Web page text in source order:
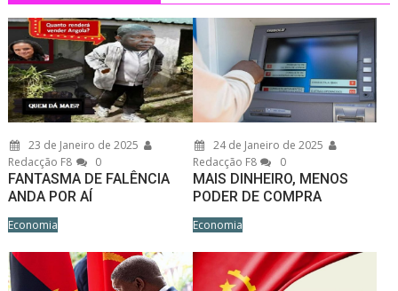
23 de Janeiro de 2025
Redacção F8
0
FANTASMA DE FALÊNCIA
ANDA POR AÍ
Economia
24 de Janeiro de 2025
Redacção F8
0
MAIS DINHEIRO, MENOS
PODER DE COMPRA
Economia